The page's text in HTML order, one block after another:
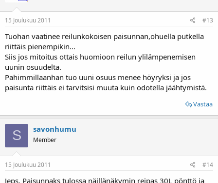
15 Joulukuu 2011 #13
Tuohan vaatinee reilunkokoisen paisunnan,ohuella putkella
riittäis pienempikin...
Siis jos mitoitus ottais huomioon reilun ylilämpenemisen
uunin osuudelta.
Pahimmillaanhan tuo uuni osuus menee höyryksi ja jos
paisunta riittäis ei tarvitsisi muuta kuin odotella jäähtymistä.
Vastaa
S savonhumu
Member
15 Joulukuu 2011 #14
Jeps. Paisunnaks tulossa näillänäkymin reipas 30L pönttö ja